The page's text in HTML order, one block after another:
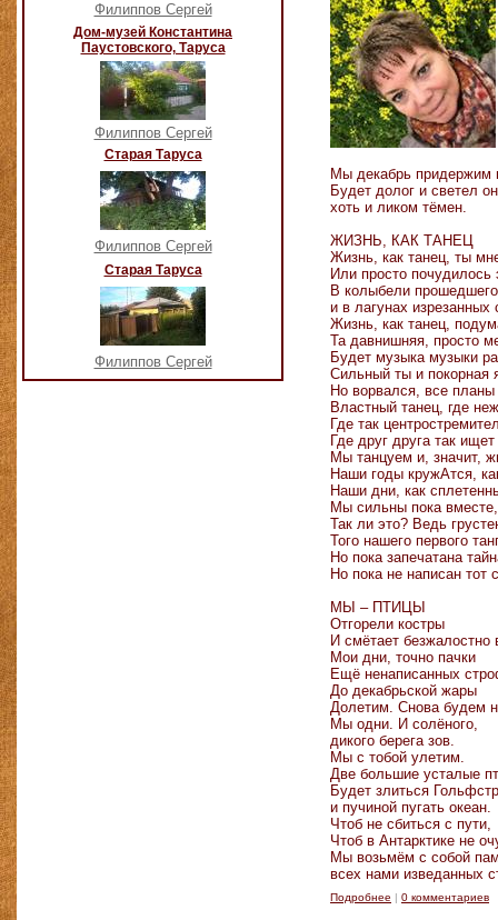
Филиппов Сергей
Дом-музей Константина
Паустовского, Таруса
Филиппов Сергей
Старая Таруса
Филиппов Сергей
Старая Таруса
Филиппов Сергей
Мы декабрь придержим
Будет долог и светел
хоть и ликом тёмен.
ЖИЗНЬ, КАК ТАНЕЦ
Жизнь, как танец, ты
Или просто почудилось
В колыбели
и в лагунах изрезанных
Жизнь, как танец,
Та давнишняя, просто
Будет музыка музыки
Сильный ты и покорная
Но ворвался, все
Властный танец, где
Где так
Где друг друга так
Мы танцуем и, значит,
Наши годы кружАтся,
Наши дни, как
Мы сильны пока
Так ли это? Ведь
Того нашего первого
Но пока запечатана
Но пока не написан
МЫ – ПТИЦЫ
Отгорели костры
И смётает безжалостно
Мои дни, точно пачки
Ещё ненаписанных
До декабрьской жары
Долетим. Снова будем
Мы одни. И солёного,
дикого берега зов.
Мы с тобой улетим.
Две большие усталые
Будет злиться
и пучиной пугать океан.
Чтоб не сбиться с пути,
Чтоб в Антарктике не
Мы возьмём с собой
всех нами изведанных
Подробнее | 0 комментариев